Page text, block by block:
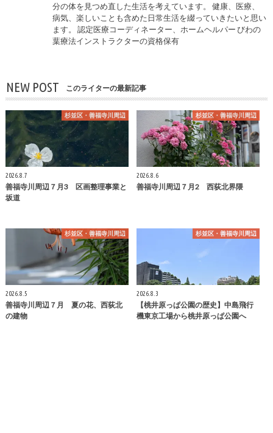
分の体を見つめ直した生活を考えています。 健康、医療、
病気、楽しいことも含めた日常生活を綴っていきたいと思い
ます。 認定医療コーディネーター、ホームヘルパー びわの
葉療法インストラクターの資格保有
NEW POST このライターの最新記事
杉並区・善福寺川周辺
2026.8.7
善福寺川周辺７月3 区画整理事業と
坂道
杉並区・善福寺川周辺
2026.8.6
善福寺川周辺７月2 西荻北界隈
杉並区・善福寺川周辺
2026.8.5
善福寺川周辺７月 夏の花、西荻北
の建物
杉並区・善福寺川周辺
2026.8.3
【桃井原っぱ公園の歴史】中島飛行
機東京工場から桃井原っぱ公園へ